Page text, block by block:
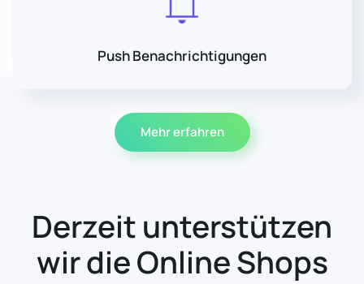
Push Benachrichtigungen
Mehr erfahren
Derzeit unterstützen
wir die Online Shops